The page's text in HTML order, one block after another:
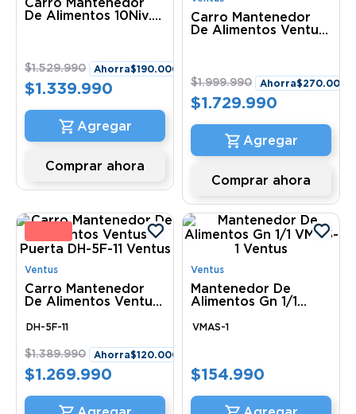
De Alimentos 10Niv.
$1.529.990 Ahorra$190.000
$1.339.990
Comprar ahora
Carro Mantenedor
De Alimentos Ventus
$1.999.990 Ahorra$270.000
$1.729.990
Comprar ahora
%
Ventus
Carro Mantenedor
De Alimentos Ventus
Ventus
DH-5F-11
$1.389.990 Ahorra$120.000
$1.269.990
Ventus
Mantenedor De
Alimentos Gn 1/1
VMAS-1
$154.990